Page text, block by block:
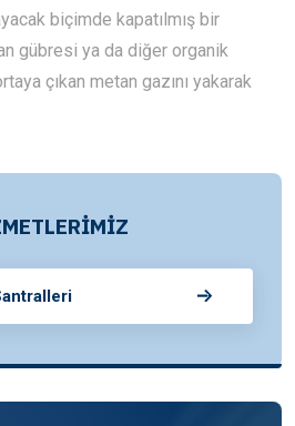
biçimde kapatılmış bir
gübresi ya da diğer organik
çıkan metan gazını yakarak